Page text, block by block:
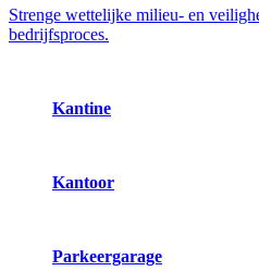
Strenge wettelijke milieu- en
bedrijfsproces.
Kantine
Kantoor
Parkeergarage